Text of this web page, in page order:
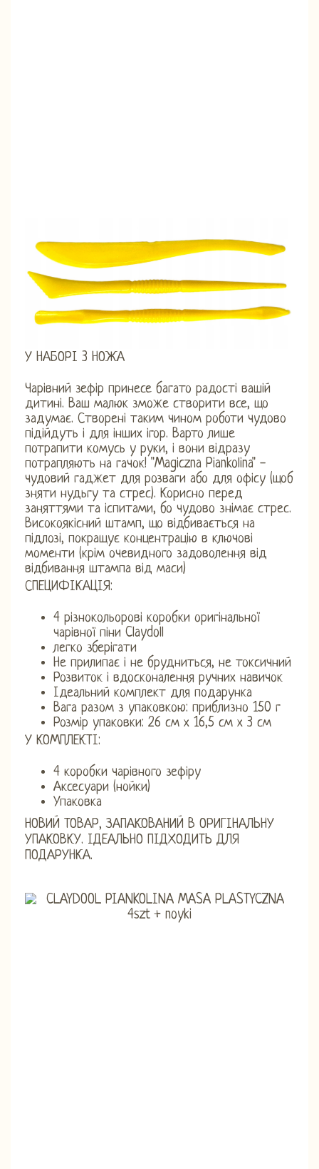
У НАБОРІ 3 НОЖА
Чарівний зефір принесе багато радості вашій
дитині. Ваш малюк зможе створити все, що
задумає. Створені таким чином роботи чудово
підійдуть і для інших ігор. Варто лише
потрапити комусь у руки, і вони відразу
потрапляють на гачок! "Magiczna Piankolina" -
чудовий гаджет для розваги або для офісу (щоб
зняти нудьгу та стрес). Корисно перед
заняттями та іспитами, бо чудово знімає стрес.
Високоякісний штамп, що відбивається на
підлозі, покращує концентрацію в ключові
моменти (крім очевидного задоволення від
відбивання штампа від маси)
СПЕЦИФІКАЦІЯ:
4 різнокольорові коробки оригінальної
чарівної піни Claydoll
легко зберігати
Не прилипає і не брудниться, не токсичний
Розвиток і вдосконалення ручних навичок
Ідеальний комплект для подарунка
Вага разом з упаковкою: приблизно 150 г
Розмір упаковки: 26 см х 16,5 см х 3 см
У КОМПЛЕКТІ:
4 коробки чарівного зефіру
Аксесуари (нойки)
Упаковка
НОВИЙ ТОВАР, ЗАПАКОВАНИЙ В ОРИГІНАЛЬНУ
УПАКОВКУ. ІДЕАЛЬНО ПІДХОДИТЬ ДЛЯ
ПОДАРУНКА.